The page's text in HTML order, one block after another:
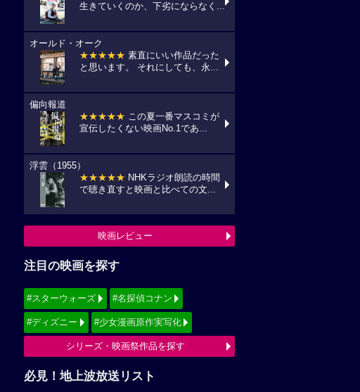
生きていくのか、下劣にならなく...
オールド・オーク
★★★★★ 素直にいい作品だった
と思います。 それにしても、永...
偏向報道
★★★★★ この夏一番マスコミが
宣伝したくない映画No.1であ...
浮雲（1955）
★★★★★ NHKラジオ朗読の時間
で聴き直すと映画と比べての文...
映画レビュー
注目の映画を探す
#スターウォーズ #名探偵コナン
#ディズニー #少女漫画原作実写化
シリーズ・映画祭作品を探す
必見！地上波放送リスト